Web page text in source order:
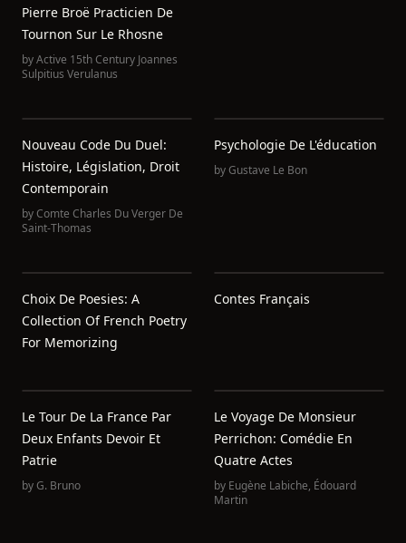
Pierre Broë Practicien De
Tournon Sur Le Rhosne
byActive 15th Century Joannes
Sulpitius Verulanus
Nouveau Code Du Duel:
Histoire, Législation, Droit
Contemporain
byComte Charles Du Verger De
Saint-Thomas
Psychologie De L'éducation
byGustave Le Bon
Choix De Poesies: A
Collection Of French Poetry
For Memorizing
Contes Français
Le Tour De La France Par
Deux Enfants Devoir Et
Patrie
byG. Bruno
Le Voyage De Monsieur
Perrichon: Comédie En
Quatre Actes
by Eugène Labiche, Édouard
Martin